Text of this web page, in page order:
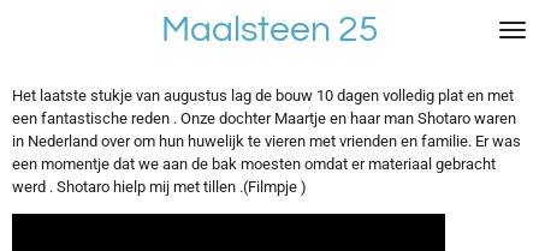
de
hoofdinhoud
Maalsteen 25
Het laatste stukje van augustus lag de bouw 10 dagen volledig plat en met
een fantastische reden . Onze dochter Maartje en haar man Shotaro waren
in Nederland over om hun huwelijk te vieren met vrienden en familie. Er was
een momentje dat we aan de bak moesten omdat er materiaal gebracht
werd . Shotaro hielp mij met tillen .(Filmpje )